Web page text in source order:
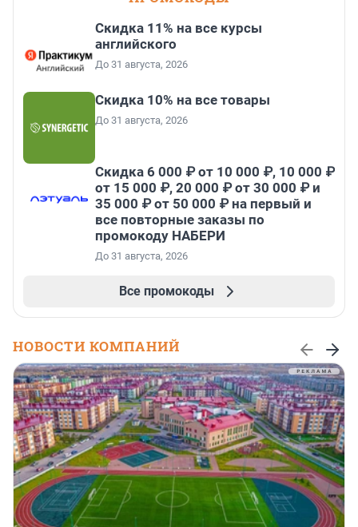
Скидка 11% на все курсы
английского
До 31 августа, 2026
Скидка 10% на все товары
До 31 августа, 2026
Скидка 6 000 ₽ от 10 000 ₽, 10 000 ₽
от 15 000 ₽, 20 000 ₽ от 30 000 ₽ и
35 000 ₽ от 50 000 ₽ на первый и
все повторные заказы по
промокоду НАБЕРИ
До 31 августа, 2026
Все промокоды
НОВОСТИ КОМПАНИЙ